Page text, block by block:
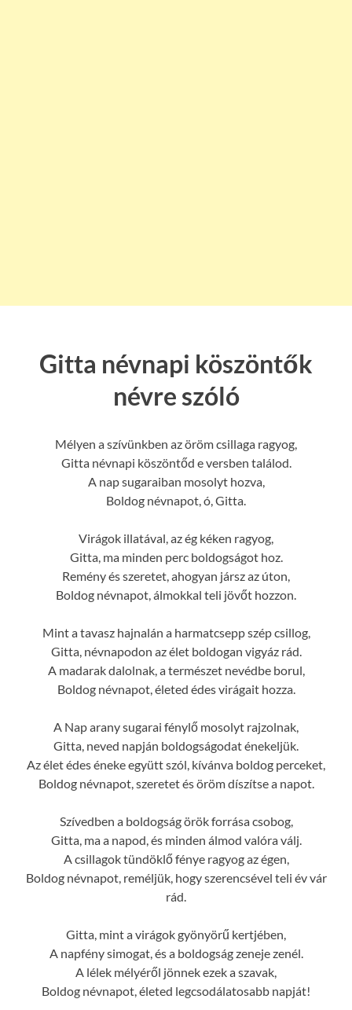
Gitta névnapi köszöntők
névre szóló
Mélyen a szívünkben az öröm csillaga ragyog,
Gitta névnapi köszöntőd e versben találod.
A nap sugaraiban mosolyt hozva,
Boldog névnapot, ó, Gitta.
Virágok illatával, az ég kéken ragyog,
Gitta, ma minden perc boldogságot hoz.
Remény és szeretet, ahogyan jársz az úton,
Boldog névnapot, álmokkal teli jövőt hozzon.
Mint a tavasz hajnalán a harmatcsepp szép csillog,
Gitta, névnapodon az élet boldogan vigyáz rád.
A madarak dalolnak, a természet nevédbe borul,
Boldog névnapot, életed édes virágait hozza.
A Nap arany sugarai fénylő mosolyt rajzolnak,
Gitta, neved napján boldogságodat énekeljük.
Az élet édes éneke együtt szól, kívánva boldog perceket,
Boldog névnapot, szeretet és öröm díszítse a napot.
Szívedben a boldogság örök forrása csobog,
Gitta, ma a napod, és minden álmod valóra válj.
A csillagok tündöklő fénye ragyog az égen,
Boldog névnapot, reméljük, hogy szerencsével teli év vár
rád.
Gitta, mint a virágok gyönyörű kertjében,
A napfény simogat, és a boldogság zeneje zenél.
A lélek mélyéről jönnek ezek a szavak,
Boldog névnapot, életed legcsodálatosabb napját!